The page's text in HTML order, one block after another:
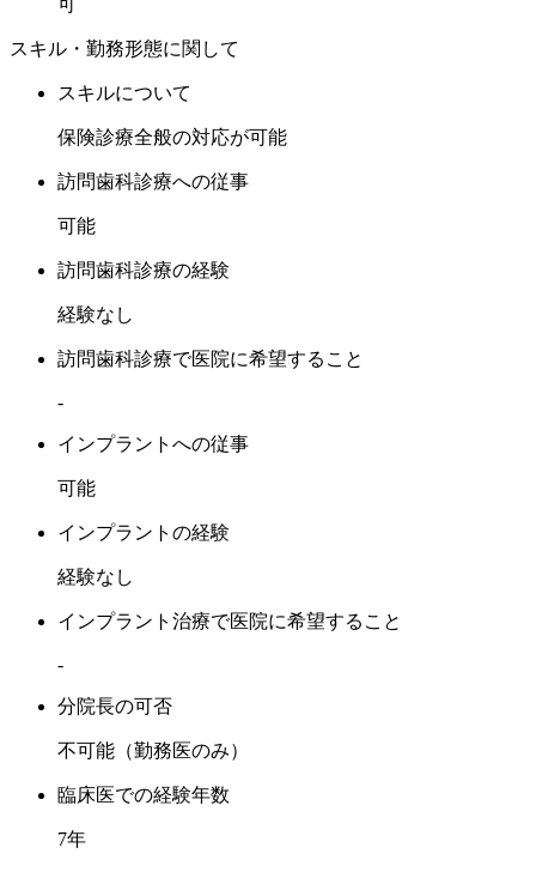
可
スキル・勤務形態に関して
スキルについて
保険診療全般の対応が可能
訪問歯科診療への従事
可能
訪問歯科診療の経験
経験なし
訪問歯科診療で医院に希望すること
-
インプラントへの従事
可能
インプラントの経験
経験なし
インプラント治療で医院に希望すること
-
分院長の可否
不可能（勤務医のみ）
臨床医での経験年数
7年